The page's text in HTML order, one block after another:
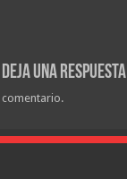
Deja una respuesta
comentario.